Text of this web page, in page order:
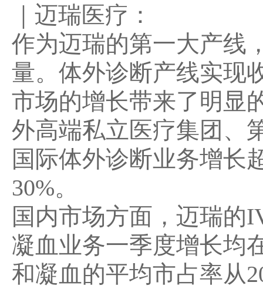
｜迈瑞医疗：
作为迈瑞的第一大产线
量。体外诊断产线实现
市场的增长带来了明显
外高端私立医疗集团、
国际体外诊断业务增长
30%。
国内市场方面，迈瑞的
凝血业务一季度增长
和凝血的平均市占率从